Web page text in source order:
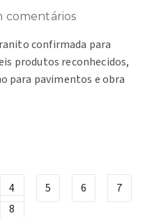
comentários
confirmada para
produtos reconhecidos,
para pavimentos e obra
4 5 6
7
8